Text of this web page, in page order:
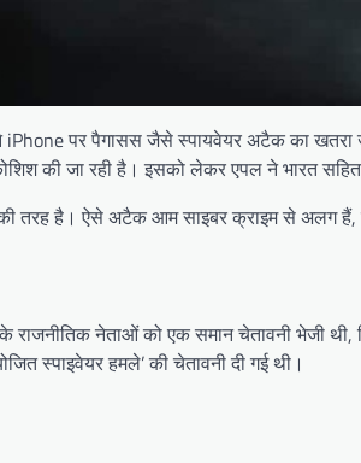
पर पैगासस जैसे स्पायवेयर अटैक का खतरा
की जा रही है। इसको लेकर एपल ने भारत
तरह है। ऐसे अटैक आम साइबर क्राइम से अलग
राजनीतिक नेताओं को एक समान चेतावनी भेजी
स्पाइवेयर हमले’ की चेतावनी दी गई थी।